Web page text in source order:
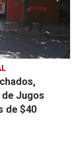
de Jugos
de $40